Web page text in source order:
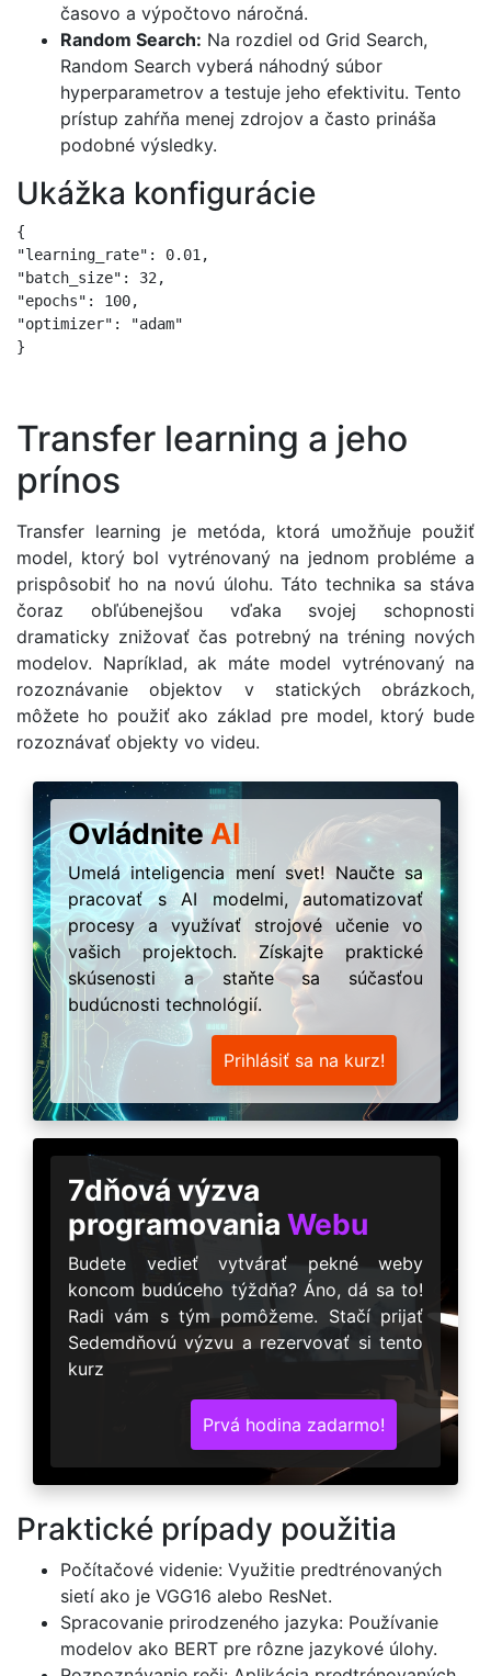
časovo a výpočtovo náročná.
Random Search: Na rozdiel od Grid Search,
Random Search vyberá náhodný súbor
hyperparametrov a testuje jeho efektivitu. Tento
prístup zahŕňa menej zdrojov a často prináša
podobné výsledky.
Ukážka konfigurácie
{
"learning_rate": 0.01,
"batch_size": 32,
"epochs": 100,
"optimizer": "adam"
}
Transfer learning a jeho
prínos
Transfer learning je metóda, ktorá umožňuje použiť
model, ktorý bol vytrénovaný na jednom probléme a
prispôsobiť ho na novú úlohu. Táto technika sa stáva
čoraz obľúbenejšou vďaka svojej schopnosti
dramaticky znižovať čas potrebný na tréning nových
modelov. Napríklad, ak máte model vytrénovaný na
rozoznávanie objektov v statických obrázkoch,
môžete ho použiť ako základ pre model, ktorý bude
rozoznávať objekty vo videu.
OvládniteAI
Umelá inteligencia mení svet! Naučte sa
pracovať s AI modelmi, automatizovať
procesy a využívať strojové učenie vo
vašich projektoch. Získajte praktické
skúsenosti a staňte sa súčasťou
budúcnosti technológií.
Prihlásiť sa na kurz!
7dňová výzva
programovania Webu
Budete vedieť vytvárať pekné weby
koncom budúceho týždňa? Áno, dá sa to!
Radi vám s tým pomôžeme. Stačí prijať
Sedemdňovú výzvu a rezervovať si tento
kurz
Prvá hodina zadarmo!
Praktické prípady použitia
Počítačové videnie: Využitie predtrénovaných
sietí ako je VGG16 alebo ResNet.
Spracovanie prirodzeného jazyka: Používanie
modelov ako BERT pre rôzne jazykové úlohy.